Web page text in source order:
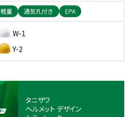
軽量 通気孔付き EPA
W-1
Y-2
タニザワ
ヘルメット デザイン